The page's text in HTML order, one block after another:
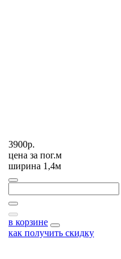
3900р.
цена за пог.м
ширина 1,4м
в корзине
как получить скидку